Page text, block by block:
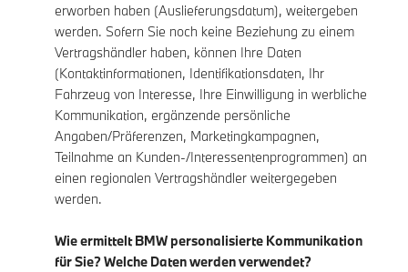
erworben haben (Auslieferungsdatum), weitergeben
werden. Sofern Sie noch keine Beziehung zu einem
Vertragshändler haben, können Ihre Daten
(Kontaktinformationen, Identifikationsdaten, Ihr
Fahrzeug von Interesse, Ihre Einwilligung in werbliche
Kommunikation, ergänzende persönliche
Angaben/Präferenzen, Marketingkampagnen,
Teilnahme an Kunden-/Interessentenprogrammen) an
einen regionalen Vertragshändler weitergegeben
werden.
Wie ermittelt BMW personalisierte Kommunikation
für Sie? Welche Daten werden verwendet?